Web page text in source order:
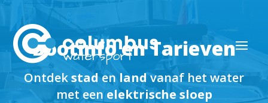
Bootinfo en Tarieven
Ontdekstad en landvanaf het water
met een elektrische sloep